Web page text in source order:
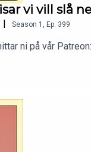
vi vill slå
| Season 1 Ep. 399
ni på vår